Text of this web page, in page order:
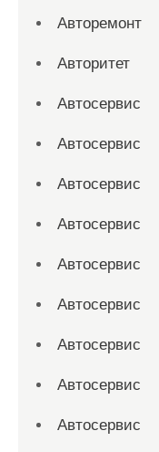
Авторемонт
Авторитет
Автосервис
Автосервис
Автосервис
Автосервис
Автосервис
Автосервис
Автосервис
Автосервис
Автосервис